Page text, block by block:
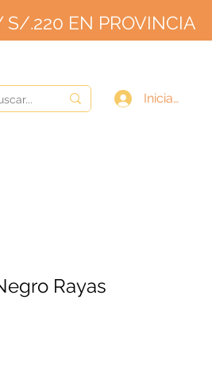
S/.220 EN PROVINCIA
Iniciar sesión
Rayas